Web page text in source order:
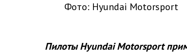
Фото: Hyundai Motorsport
Пилоты Hyundai Motorsport